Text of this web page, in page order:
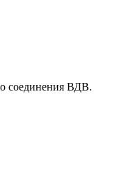
соединения ВДВ.